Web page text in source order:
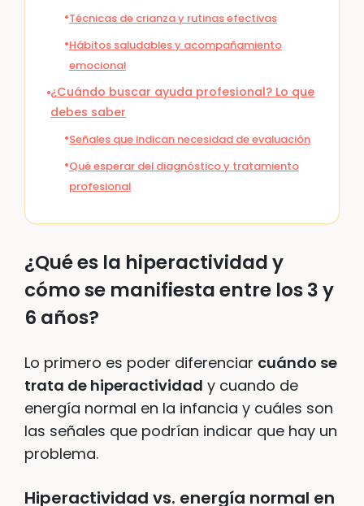
Técnicas de crianza y rutinas efectivas
Hábitos saludables y acompañamiento
emocional
¿Cuándo buscar ayuda profesional? Lo que
debes saber
Señales que indican necesidad de evaluación
Qué esperar del diagnóstico y tratamiento
profesional
¿Qué es la hiperactividad y
cómo se manifiesta entre los 3 y
6 años?
Lo primero es poder diferenciar cuándo se
trata de hiperactividad y cuando de
energía normal en la infancia y cuáles son
las señales que podrían indicar que hay un
problema.
Hiperactividad vs. energía normal en